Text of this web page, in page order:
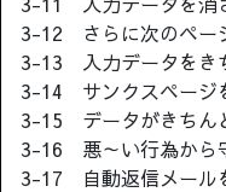
3-12 さらに次のペー
3-13 入力データをき
3-14 サンクスページ
3-15 データがきちん
3-16 悪～い行為から
3-17 自動返信メール